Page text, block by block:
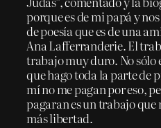
porque es de mi papá y
de poesía que es de una
Ana Lafferranderie. El
trabajo muy duro. No sólo
que hago toda la parte de
mí no me pagan por eso,
pagaran es un trabajo que
más libertad.